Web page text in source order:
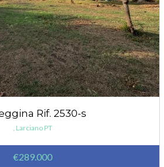
Rif. 2530-s
, Larciano PT
€289.000